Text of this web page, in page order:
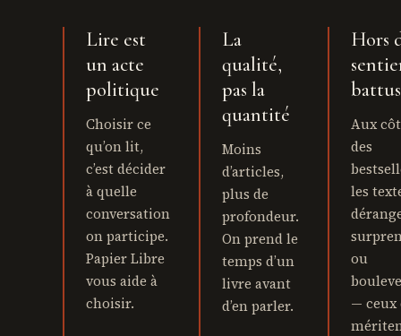
Lire est
un acte
politique
Choisir ce
qu’on lit,
c’est décider
à quelle
conversation
on participe.
Papier Libre
vous aide à
choisir.
La
qualité,
pas la
quantité
Moins
d’articles,
plus de
profondeur.
On prend le
temps d’un
livre avant
d’en parler.
Hors
battus
Aux
des
les
ou
— ceux